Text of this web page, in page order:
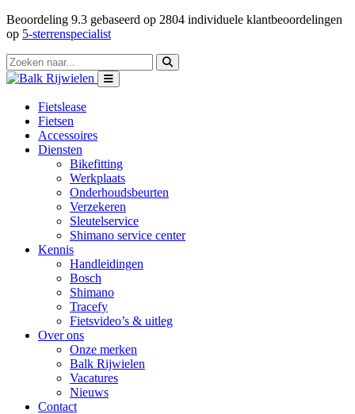
Beoordeling 9.3 gebaseerd op 2804 individuele klantbeoordelingen
op 5-sterrenspecialist
Fietslease
Fietsen
Accessoires
Diensten
Bikefitting
Werkplaats
Onderhoudsbeurten
Verzekeren
Sleutelservice
Shimano service center
Kennis
Handleidingen
Bosch
Shimano
Tracefy
Fietsvideo’s & uitleg
Over ons
Onze merken
Balk Rijwielen
Vacatures
Nieuws
Contact